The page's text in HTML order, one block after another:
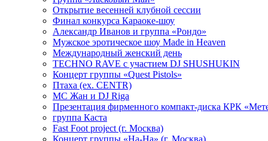
Открытие весенней клубной сессии
Финал конкурса Караоке-шоу
Александр Иванов и группа «Рондо»
Мужское эротическое шоу Made in Heaven
Международный женский день
TECHNO RAVE с участием DJ SHUSHUKIN
Концерт группы «Quest Pistols»
Птаха (ex. CENTR)
МС Жан и DJ Riga
Презентация фирменного компакт-диска КРК
группа Каста
Fast Foot project (г. Москва)
Концерт группы «На-На» (г. Москва)